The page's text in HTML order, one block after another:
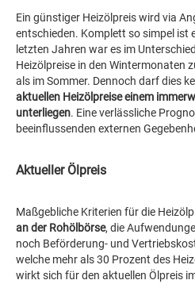
Ein günstiger Heizölpreis wird via
entschieden. Komplett so simpel ist
letzten Jahren war es im
Heizölpreise in den Wintermonaten
als im Sommer. Dennoch darf dies
aktuellen Heizölpreise einem
unterliegen. Eine verlässliche
beeinflussenden externen
Aktueller Ölpreis
Maßgebliche Kriterien für die
an der Rohölbörse, die
noch Beförderung- und
welche mehr als 30 Prozent des
wirkt sich für den aktuellen Ölpreis